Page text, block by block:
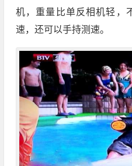
机，重量比单反相机轻，
速，还可以手持测速。